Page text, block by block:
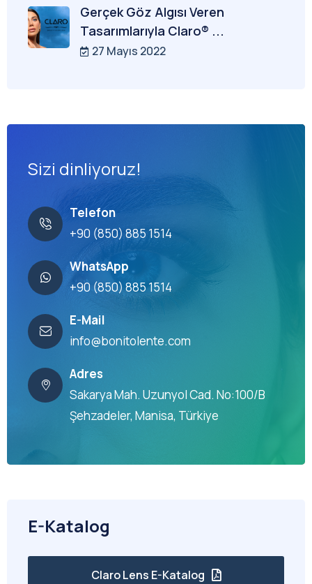
Gerçek Göz Algısı Veren
Tasarımlarıyla Claro® ...
27 Mayıs 2022
Sizi dinliyoruz!
Telefon
+90 (850) 885 1514
WhatsApp
+90 (850) 885 1514
E-Mail
info@bonitolente.com
Adres
Sakarya Mah. Uzunyol Cad. No:100/B
Şehzadeler, Manisa, Türkiye
E-Katalog
Claro Lens E-Katalog